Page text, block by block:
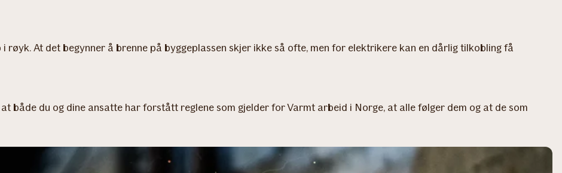
røyk. At det begynner å brenne på byggeplassen skjer ikke så ofte, men for elektrikere kan en dårlig tilkobling få
både du og dine ansatte har forstått reglene som gjelder for Varmt arbeid i Norge, at alle følger dem og at de som